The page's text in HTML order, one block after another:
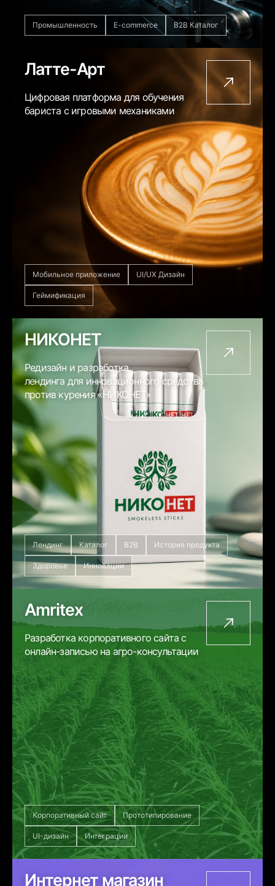
Промышленность E-commerce B2B Каталог
Латте-Арт
Цифровая платформа для обучения
бариста с игровыми механиками
Мобильное приложение UI/UX Дизайн
Геймификация
НИКОНЕТ
Редизайн и разработка
лендинга для инновационного средства
против курения «НИКОНЕТ»
Лендинг Каталог B2B История продукта
Здоровье Инновации
Amritex
Разработка корпоративного сайта с
онлайн-записью на агро-консультации
Корпоративный сайт Прототипирование
UI-дизайн Интеграции
Интернет магазин